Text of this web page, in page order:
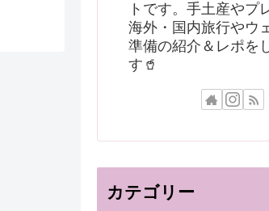
トです。手土産やプ
海外・国内旅行やウ
準備の紹介＆レポを
す🥤
カテゴリー